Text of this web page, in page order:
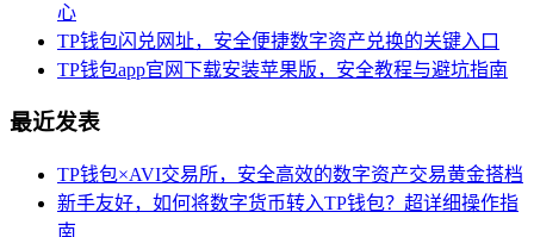
心
TP钱包闪兑网址，安全便捷数字资产兑换的关键入口
TP钱包app官网下载安装苹果版，安全教程与避坑指南
最近发表
TP钱包×AVI交易所，安全高效的数字资产交易黄金搭档
新手友好，如何将数字货币转入TP钱包？超详细操作指
南